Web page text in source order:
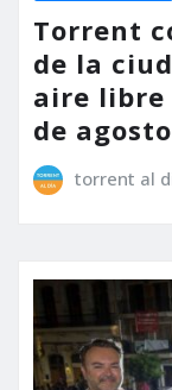
Torrent
de la
aire libre
de agosto
torrent al